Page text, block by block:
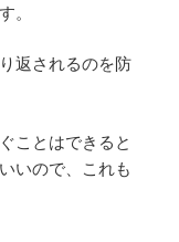
。
返されるのを防
ことはできると
いので、これも